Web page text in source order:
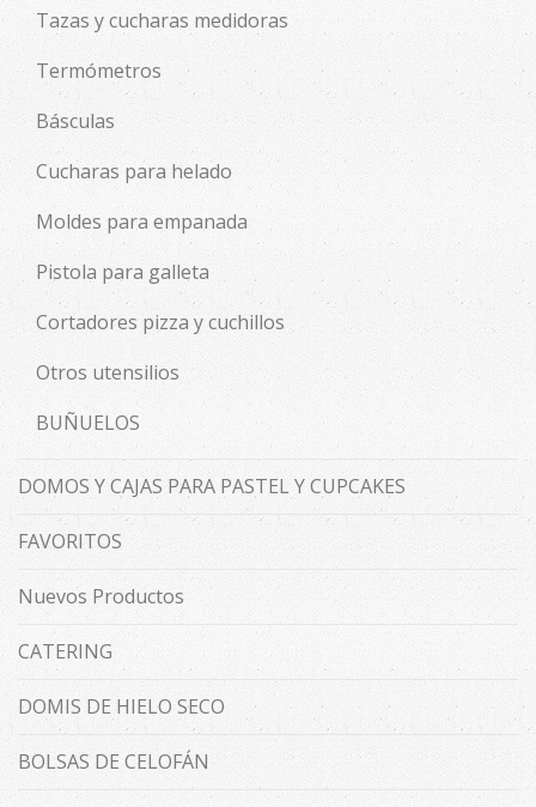
Tazas y cucharas medidoras
Termómetros
Básculas
Cucharas para helado
Moldes para empanada
Pistola para galleta
Cortadores pizza y cuchillos
Otros utensilios
BUÑUELOS
DOMOS Y CAJAS PARA PASTEL Y CUPCAKES
FAVORITOS
Nuevos Productos
CATERING
DOMIS DE HIELO SECO
BOLSAS DE CELOFÁN